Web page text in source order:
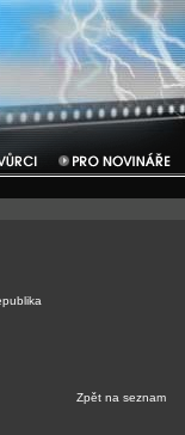
Zpět na seznam